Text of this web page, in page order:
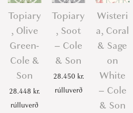
Topiary
, Olive
Green-
Cole &
Son
28.448 kr.
rúlluverð
Topiary
, Soot
– Cole
& Son
28.450 kr.
rúlluverð
Wisteri
a, Coral
& Sage
on
White
– Cole
& Son